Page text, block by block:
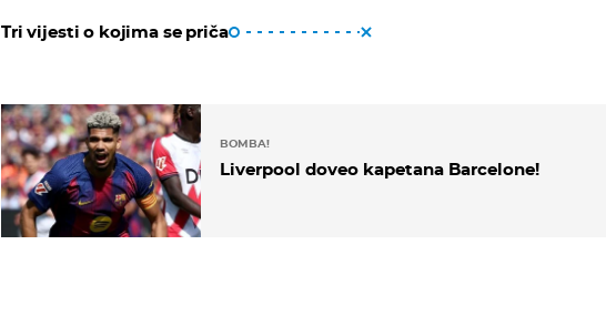
Tri vijesti o kojima se priča
BOMBA!
Liverpool doveo kapetana Barcelone!